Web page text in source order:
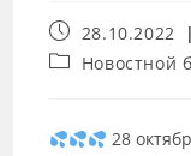
28.10.2022
Новостной
28